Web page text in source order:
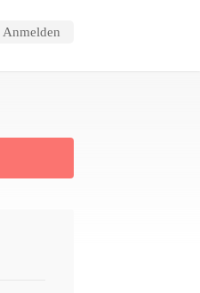
Anmelden